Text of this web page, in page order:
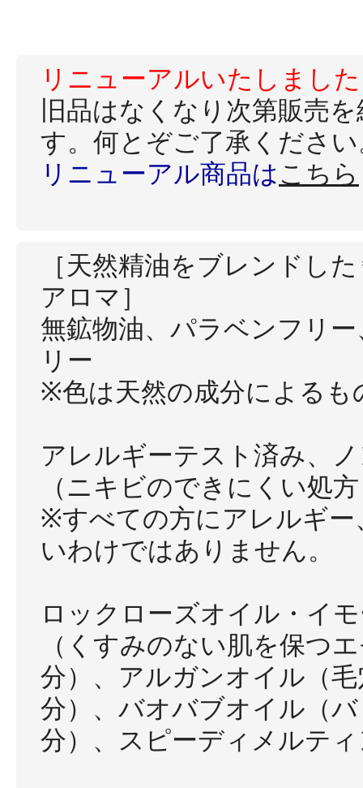
ご利用ガイド
リニューアルいたしまし
旧品はなくなり次第販売
す。何とぞご了承くださ
リニューアル商品はこちら
［天然精油をブレンドした
アロマ］
無鉱物油、パラベンフリ
リー
※色は天然の成分によるも
アレルギーテスト済み、
（ニキビのできにくい処
※すべての方にアレルギー
いわけではありません。
ロックローズオイル・イ
（くすみのない肌を保つ
分）、アルガンオイル（
分）、バオバブオイル（
分）、スピーディメルテ